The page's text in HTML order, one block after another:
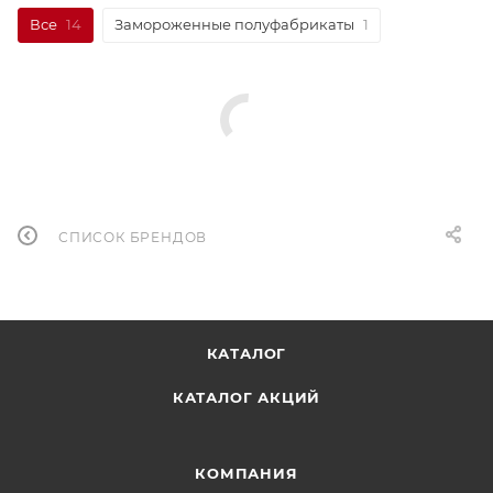
Все 14 Замороженные полуфабрикаты 1
СПИСОК БРЕНДОВ
КАТАЛОГ
КАТАЛОГ АКЦИЙ
КОМПАНИЯ